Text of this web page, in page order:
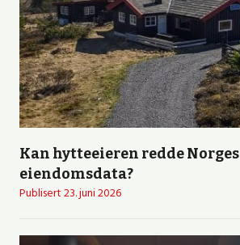
Kan hytteeieren redde Norges
eiendomsdata?
Publisert23. juni 2026